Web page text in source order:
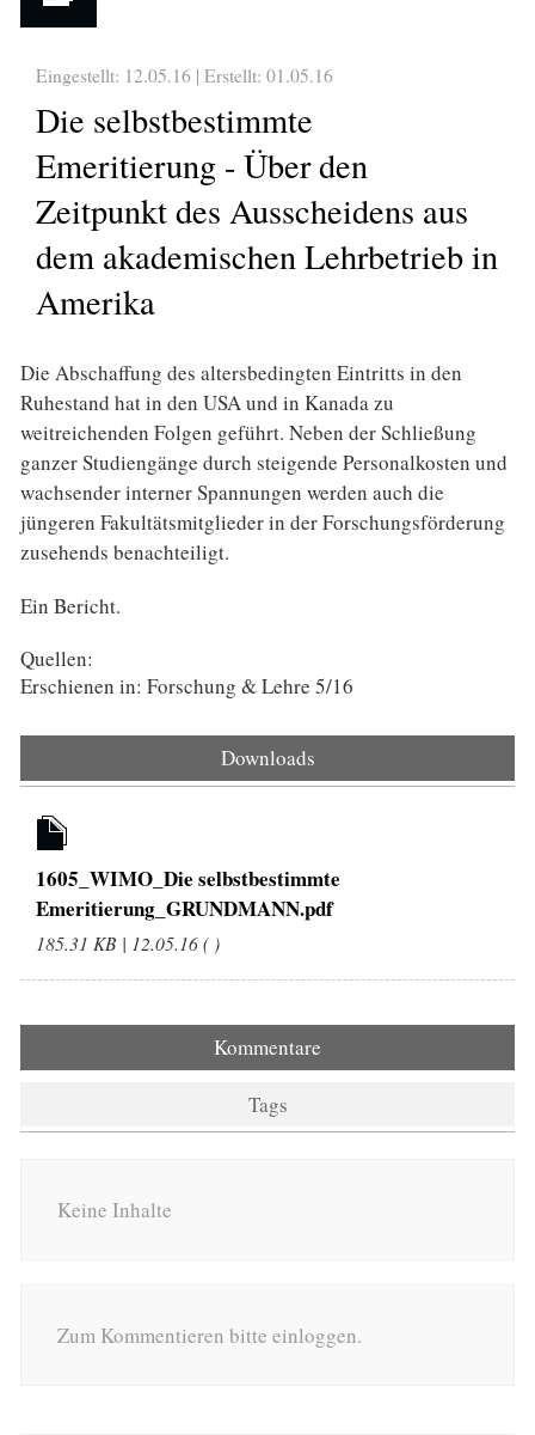
Eingestellt: 12.05.16 | Erstellt: 01.05.16
Die selbstbestimmte
Emeritierung - Über den
Zeitpunkt des Ausscheidens aus
dem akademischen Lehrbetrieb in
Amerika
Die Abschaffung des altersbedingten Eintritts in den
Ruhestand hat in den USA und in Kanada zu
weitreichenden Folgen geführt. Neben der Schließung
ganzer Studiengänge durch steigende Personalkosten und
wachsender interner Spannungen werden auch die
jüngeren Fakultätsmitglieder in der Forschungsförderung
zusehends benachteiligt.
Ein Bericht.
Quellen:
Erschienen in: Forschung & Lehre 5/16
Downloads
1605_WIMO_Die selbstbestimmte
Emeritierung_GRUNDMANN.pdf
185.31 KB | 12.05.16 ( )
Kommentare
Tags
Keine Inhalte
Zum Kommentieren bitte einloggen.